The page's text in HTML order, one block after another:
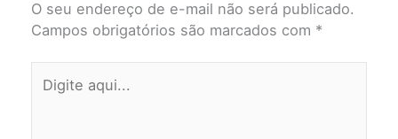
O seu endereço de e-mail não será publicado.
Campos obrigatórios são marcados com *
aqui...